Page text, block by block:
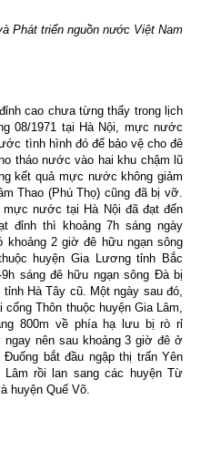
Phát triển nguồn nước Việt Nam
cao chưa từng thấy trong lịch
08/1971 tại Hà Nội, mực nước
tình hình đó để bảo vệ cho đê
tháo nước vào hai khu chậm lũ
kết quả mực nước không giảm
Thao (Phú Thọ) cũng đã bị vỡ.
mực nước tại Hà Nội đã đạt đến
đỉnh thì khoảng 7h sáng ngày
khoảng 2 giờ đê hữu ngạn sông
huyện Gia Lương tỉnh Bắc
sáng đê hữu ngạn sông Đà bị
Hà Tây cũ. Một ngày sau đó,
Thôn thuộc huyện Gia Lâm,
800m về phía hạ lưu bị rò rỉ
nên sau khoảng 3 giờ đê ở
bắt đầu ngập thị trấn Yên
rồi lan sang các huyện Từ
huyện Quế Võ.